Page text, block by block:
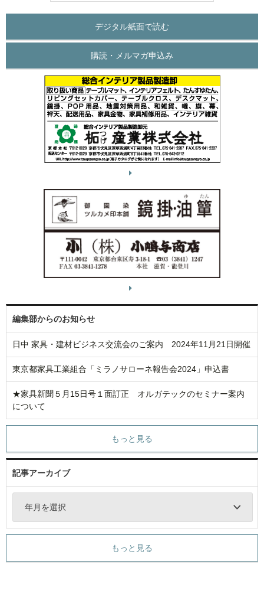
デジタル紙面で読む
購読・メルマガ申込み
編集部からのお知らせ
日中 家具・建材ビジネス交流会のご案内 2024年11月21日開催
東京都家具工業組合「ミラノサローネ報告会2024」申込書
★家具新聞５月15日号１面訂正 オルガテックのセミナー案内
について
もっと見る
記事アーカイブ
年月を選択
もっと見る